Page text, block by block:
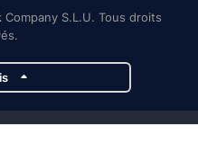
S.L.U. Tous droits